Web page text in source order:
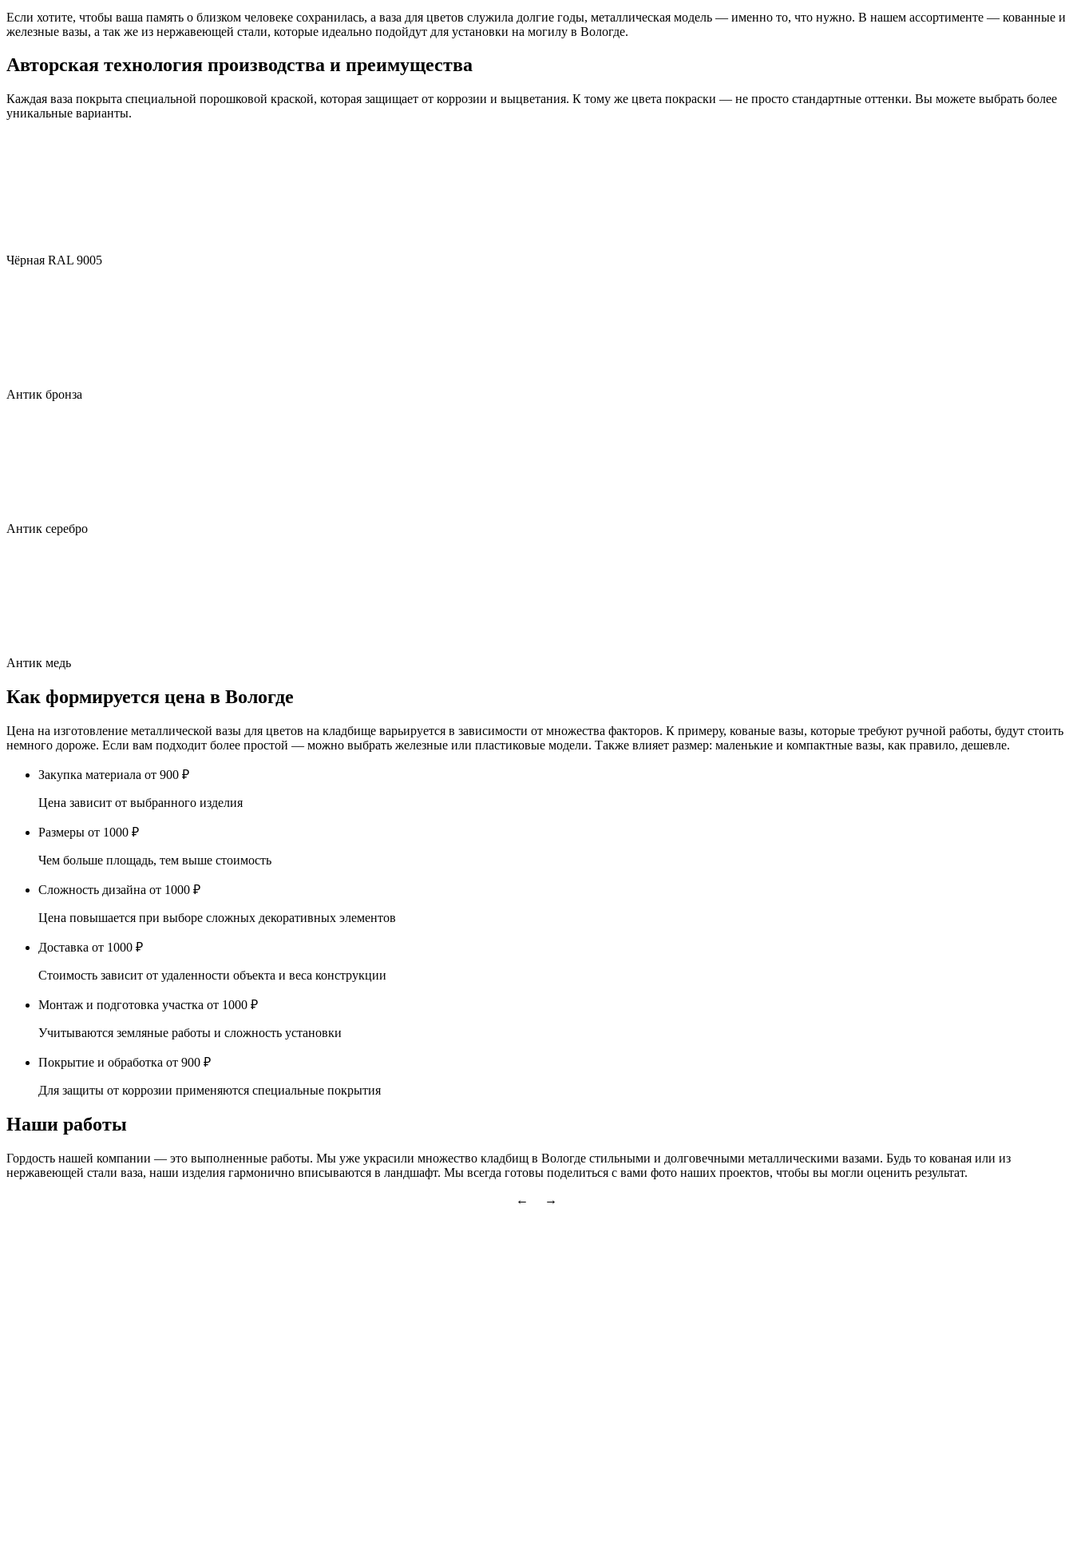
3000 ₽.
Если хотите, чтобы ваша память о близком человеке сохранилась, а ваза для цветов служила долгие годы, металлическая модель — именно то, что нужно. В нашем ассортименте — кованные и
железные вазы, а так же из нержавеющей стали, которые идеально подойдут для установки на могилу в Вологде.
Авторская технология производства и преимущества
Каждая ваза покрыта специальной порошковой краской, которая защищает от коррозии и выцветания. К тому же цвета покраски — не просто стандартные оттенки. Вы можете выбрать более
уникальные варианты.
Чёрная RAL 9005
Антик бронза
Антик серебро
Антик медь
Как формируется цена в Вологде
Цена на изготовление металлической вазы для цветов на кладбище варьируется в зависимости от множества факторов. К примеру, кованые вазы, которые требуют ручной работы, будут стоить
немного дороже. Если вам подходит более простой — можно выбрать железные или пластиковые модели. Также влияет размер: маленькие и компактные вазы, как правило, дешевле.
Закупка материала от 900 ₽
Цена зависит от выбранного изделия
Размеры от 1000 ₽
Чем больше площадь, тем выше стоимость
Сложность дизайна от 1000 ₽
Цена повышается при выборе сложных декоративных элементов
Доставка от 1000 ₽
Стоимость зависит от удаленности объекта и веса конструкции
Монтаж и подготовка участка от 1000 ₽
Учитываются земляные работы и сложность установки
Покрытие и обработка от 900 ₽
Для защиты от коррозии применяются специальные покрытия
Наши работы
Гордость нашей компании — это выполненные работы. Мы уже украсили множество кладбищ в Вологде стильными и долговечными металлическими вазами. Будь то кованая или из
нержавеющей стали ваза, наши изделия гармонично вписываются в ландшафт. Мы всегда готовы поделиться с вами фото наших проектов, чтобы вы могли оценить результат.
← →